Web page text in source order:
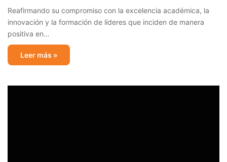
Reafirmando su compromiso con la excelencia académica, la
innovación y la formación de líderes que inciden de manera
positiva en…
Leer más »